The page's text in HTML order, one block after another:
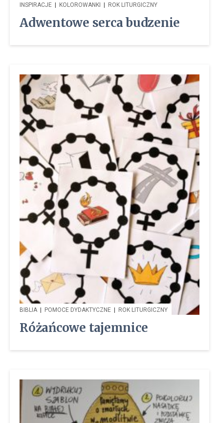
INSPIRACJE KOLOROWANKI ROK LITURGICZNY
Adwentowe serca budzenie
BIBLIA POMOCE DYDAKTYCZNE ROK LITURGICZNY
Różańcowe tajemnice